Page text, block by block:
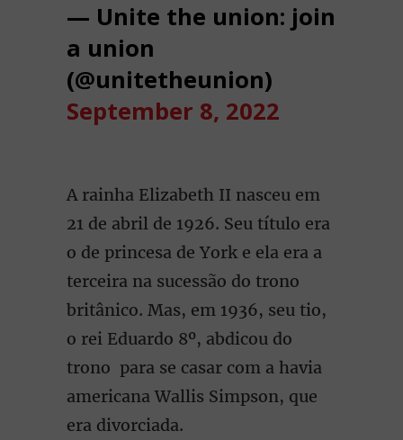
— Unite the union: join
a union
(@unitetheunion)
September 8, 2022
A rainha Elizabeth II nasceu em
21 de abril de 1926. Seu título era
o de princesa de York e ela era a
terceira na sucessão do trono
britânico. Mas, em 1936, seu tio,
o rei Eduardo 8º, abdicou do
trono para se casar com a havia
americana Wallis Simpson, que
era divorciada.